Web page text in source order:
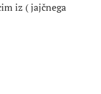
iz ( jajčnega